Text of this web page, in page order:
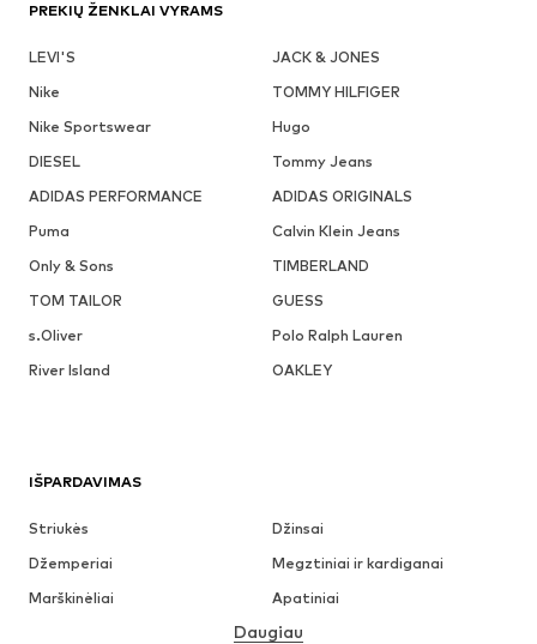
PREKIŲ ŽENKLAI VYRAMS
LEVI'S
JACK & JONES
Nike
TOMMY HILFIGER
Nike Sportswear
Hugo
DIESEL
Tommy Jeans
ADIDAS PERFORMANCE
ADIDAS ORIGINALS
Puma
Calvin Klein Jeans
Only & Sons
TIMBERLAND
TOM TAILOR
GUESS
s.Oliver
Polo Ralph Lauren
River Island
OAKLEY
IŠPARDAVIMAS
Striukės
Džinsai
Džemperiai
Megztiniai ir kardiganai
Marškinėliai
Apatiniai
Marškiniai
Daugiau